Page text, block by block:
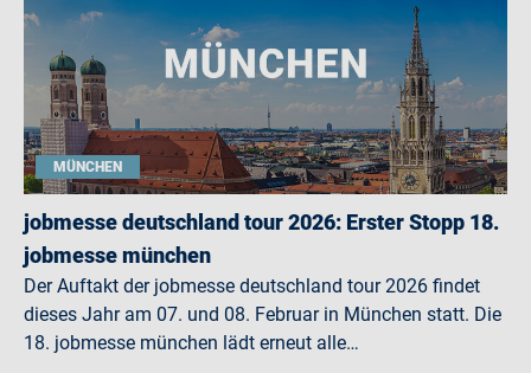
MÜNCHEN
jobmesse deutschland tour 2026: Erster Stopp 18.
jobmesse münchen
Der Auftakt der jobmesse deutschland tour 2026 findet
dieses Jahr am 07. und 08. Februar in München statt. Die
18. jobmesse münchen lädt erneut alle…